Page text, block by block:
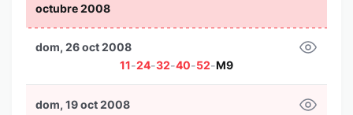
octubre 2008
11-24-32-40-52-M9
dom, 26 oct 2008
dom, 19 oct 2008